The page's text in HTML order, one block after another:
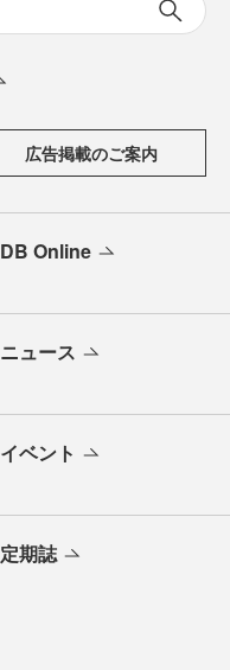
広告掲載のご案内
DB Online
ニュース
イベント
定期誌